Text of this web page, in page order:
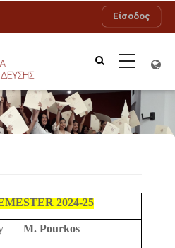
Είσοδος
2024-25
M. Pourkos